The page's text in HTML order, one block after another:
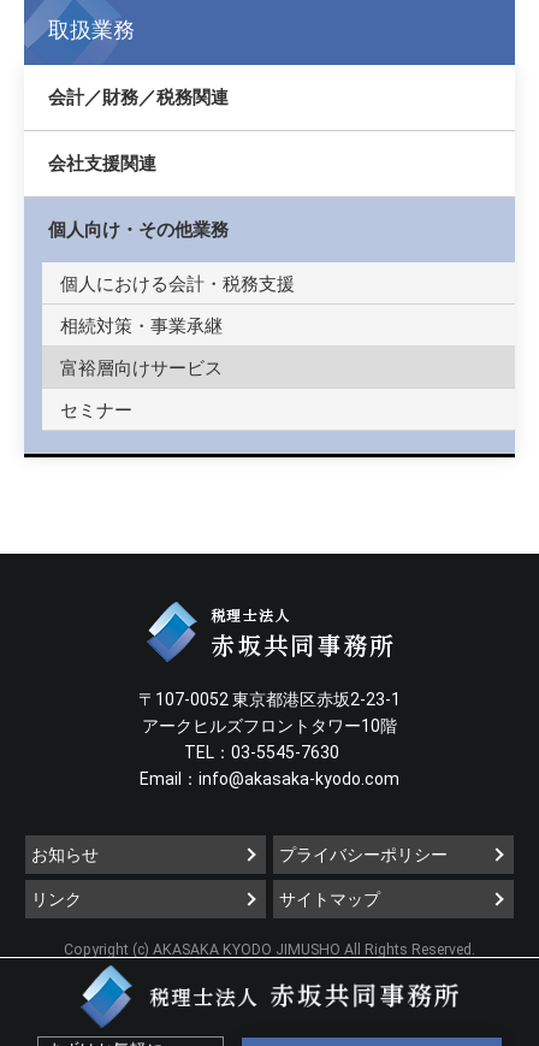
取扱業務
会計／財務／税務関連
会社支援関連
個人向け・その他業務
個人における会計・税務支援
相続対策・事業承継
富裕層向けサービス
セミナー
〒107-0052 東京都港区赤坂2-23-1
アークヒルズフロントタワー10階
TEL：03-5545-7630
Email： info@akasaka-kyodo.com
お知らせ プライバシーポリシー
リンク サイトマップ
Copyright (c) AKASAKA KYODO JIMUSHO All Rights Reserved.